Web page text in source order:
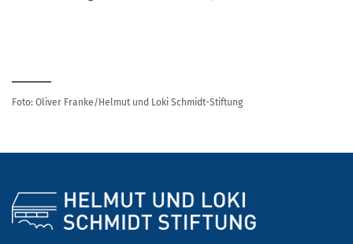
Foto: Oliver Franke/Helmut und Loki Schmidt-Stiftung